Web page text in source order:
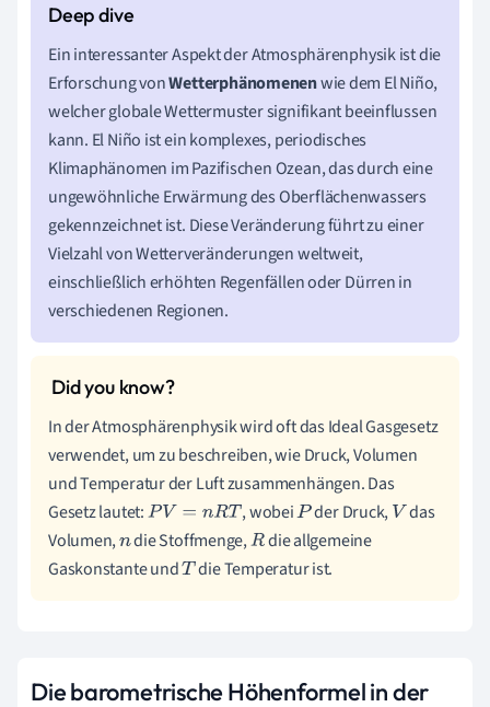
Ein interessanter Aspekt der Atmosphärenphysik ist die
Erforschung vonWetterphänomenenwie dem El Niño,
welcher globale Wettermuster signifikant beeinflussen
kann. El Niño ist ein komplexes, periodisches
Klimaphänomen im Pazifischen Ozean, das durch eine
ungewöhnliche Erwärmung des Oberflächenwassers
gekennzeichnet ist. Diese Veränderung führt zu einer
Vielzahl von Wetterveränderungen weltweit,
einschließlich erhöhten Regenfällen oder Dürren in
verschiedenen Regionen.
In der Atmosphärenphysik wird oft das Ideal Gasgesetz
verwendet, um zu beschreiben, wie Druck, Volumen
und Temperatur der Luft zusammenhängen. Das
Gesetz lautet:PV=nRT , wobeiP der Druck, V das
Volumen,ndie Stoffmenge,R die allgemeine
Gaskonstante undT die Temperatur ist.
Die barometrische Höhenformel in der